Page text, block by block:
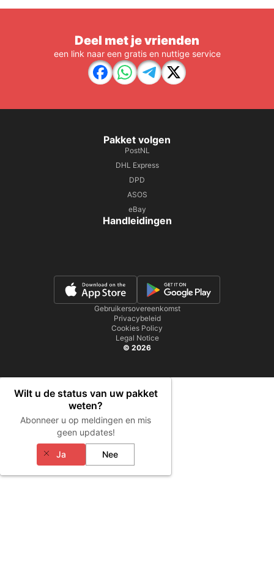
Deel met je vrienden
een link naar een gratis en nuttige service
Pakket volgen
PostNL
DHL Express
DPD
ASOS
eBay
Handleidingen
Gebruikersovereenkomst
Privacybeleid
Cookies Policy
Legal Notice
© 2026
Wilt u de status van uw pakket
weten?
Abonneer u op meldingen en mis
geen updates!
Ja Nee